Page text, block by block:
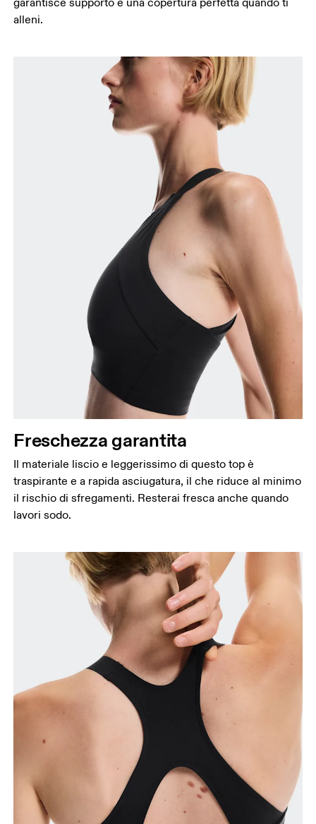
garantisce supporto e una copertura perfetta quando ti
alleni.
Freschezza garantita
Il materiale liscio e leggerissimo di questo top è
traspirante e a rapida asciugatura, il che riduce al minimo
il rischio di sfregamenti. Resterai fresca anche quando
lavori sodo.